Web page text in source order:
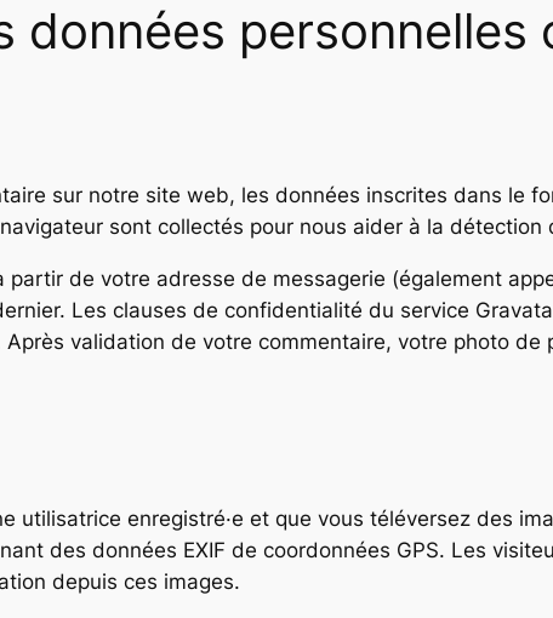
données personnelles
sur notre site web, les données inscrites dans le
sont collectés pour nous aider à la
partir de votre adresse de messagerie (également
Les clauses de confidentialité du service
validation de votre commentaire, votre photo
utilisatrice enregistré·e et que vous téléversez des
des données EXIF de coordonnées GPS. Les
depuis ces images.